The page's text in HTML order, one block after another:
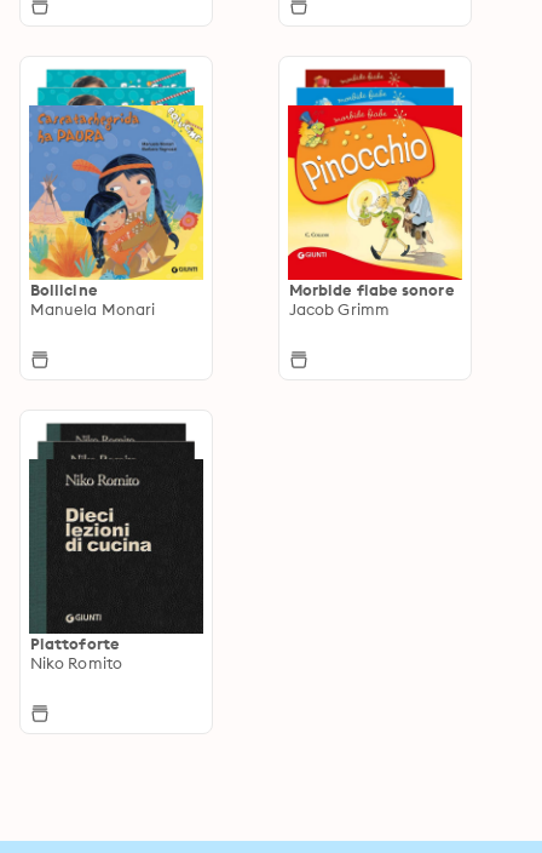
Bollicine
Manuela Monari
Morbide fiabe sonore
Jacob Grimm
Piattoforte
Niko Romito